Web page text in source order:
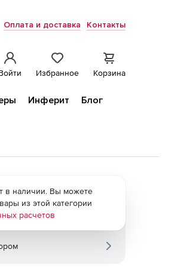
Оплата и доставка Контакты
Избранное Корзина
Инферит
Блог
в наличии. Вы можете
из этой категории
расчетов